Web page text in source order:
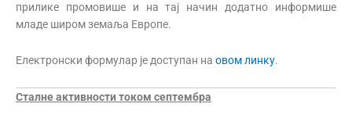
прилике промовише и на тај начин додатно информише
младе широм земаља Европе.
Електронски формулар је доступан на овом линку.
Сталне активности током септембра